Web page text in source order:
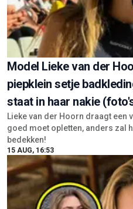
Model Lieke van der
piepklein setje
staat in haar nakie
Lieke van der Hoorn draagt een
goed moet opletten, anders zal
bedekken!
15 AUG, 16:53